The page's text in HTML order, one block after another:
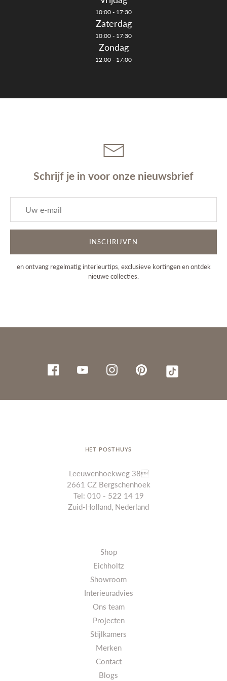
10:00 - 17:30
Zaterdag
10:00 - 17:30
Zondag
12:00 - 17:00
Schrijf je in voor onze nieuwsbrief
INSCHRIJVEN
en ontvang regelmatig interieurtips, exclusieve kortingen en ontdek
nieuwe collecties.
HET POSTHUYS
Leeuwenhoekweg 38
2661 CZ Bergschenhoek
Tel: 010 - 522 14 19
Zuid-Holland, Nederland
Shop
Eichholtz
Showroom
Interieuradvies
Ons team
Projecten
Stijlkamers
Merken
Contact
Blogs